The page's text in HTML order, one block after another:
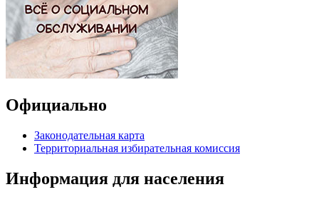
Официально
Законодательная карта
Территориальная избирательная комиссия
Информация для населения